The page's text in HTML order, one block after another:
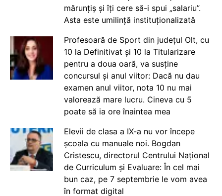
mărunțiș și îți cere să-i spui „salariu”.
Asta este umilință instituționalizată
Profesoară de Sport din județul Olt, cu
10 la Definitivat și 10 la Titularizare
pentru a doua oară, va susține
concursul și anul viitor: Dacă nu dau
examen anul viitor, nota 10 nu mai
valorează mare lucru. Cineva cu 5
poate să ia ore înaintea mea
Elevii de clasa a IX-a nu vor începe
școala cu manuale noi. Bogdan
Cristescu, directorul Centrului Național
de Curriculum și Evaluare: În cel mai
bun caz, pe 7 septembrie le vom avea
în format digital